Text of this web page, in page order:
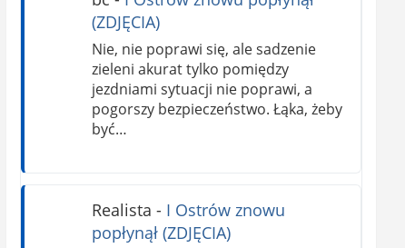
(ZDJĘCIA)
Nie, nie poprawi się, ale sadzenie
zieleni akurat tylko pomiędzy
jezdniami sytuacji nie poprawi, a
pogorszy bezpieczeństwo. Łąka, żeby
być…
Realista - I Ostrów znowu
popłynął (ZDJĘCIA)